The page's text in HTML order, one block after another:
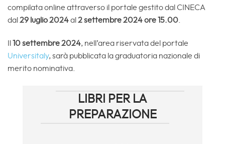
compilata online attraverso il portale gestito dal CINECA
dal 29 luglio 2024al 2 settembre 2024 ore 15.00
10 settembre 2024, nell’area riservata del portale
Universitaly, sarà pubblicata la graduatoria nazionale di
merito nominativa.
LIBRI PER LA
PREPARAZIONE